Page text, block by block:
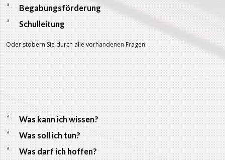
a Begabungsförderung
a Schulleitung
Oder stöbern Sie durch alle vorhandenen Fragen:
a Was kann ich wissen?
a Was soll ich tun?
a Was darf ich hoffen?